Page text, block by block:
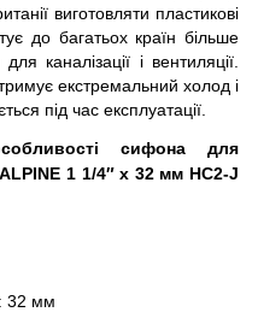
виготовляти пластикові
до багатьох країн більше
каналізації і вентиляції.
екстремальний холод і
під час експлуатації.
сифона для
1 1/4″ x 32 мм HC2-J
32 мм